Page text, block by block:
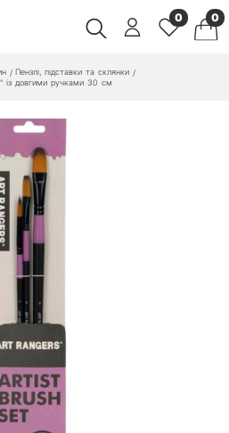
0 0
/ Пензлі, підставки та склянки /
із довгими ручками 30 см